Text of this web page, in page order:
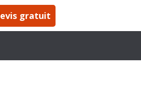
gratuit